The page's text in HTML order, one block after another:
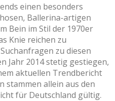
einen besonders
Ballerina-artigen
Bein im Stil der 1970er
Knie reichen zu
zu diesen
Jahr 2014 stetig gestiegen,
aktuellen Trendbericht
stammen allein aus den
für Deutschland gültig.